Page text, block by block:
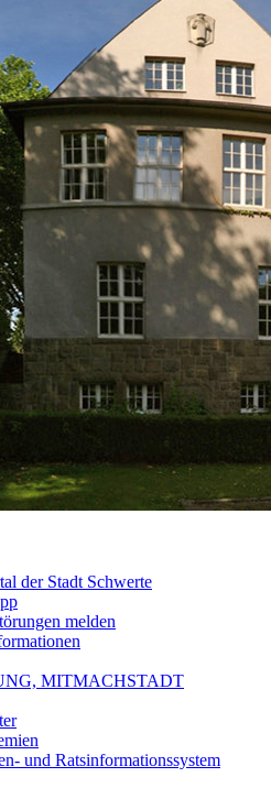
der Stadt Schwerte
melden
MITMACHSTADT
und Ratsinformationssystem